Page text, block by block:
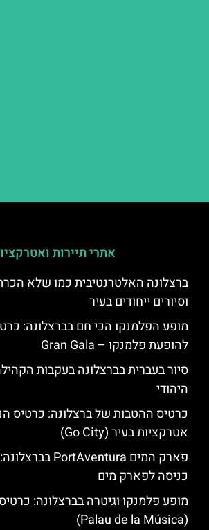
אתרי תיירות
ברצלונה האלטרנטיבית כמו שלא
וסיורים ייחודים בעיר
מופע הפלמנקו הכי חם בברצלונה:
להופעת פלמנקו – Gran Gala
סיור בעברית בברצלונה בעקבות
היהודי
כרטיס ההטבות של ברצלונה: כרטיס
אטרקציות בעיר (Go City)
כניסה לפארק מים
מופע פלמנקו וגיטרה בברצלונה:
(Palau de la Música)